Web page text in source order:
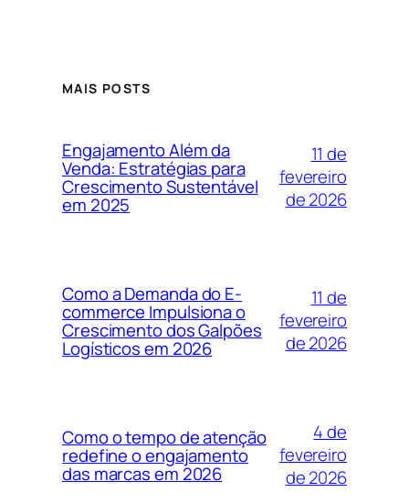
MAIS POSTS
Engajamento Além da
Venda: Estratégias para
Crescimento Sustentável
em 2025
11 de
fevereiro
de 2026
Como a Demanda do E-
commerce Impulsiona o
Crescimento dos Galpões
Logísticos em 2026
11 de
fevereiro
de 2026
Como o tempo de atenção
redefine o engajamento
das marcas em 2026
4 de
fevereiro
de 2026